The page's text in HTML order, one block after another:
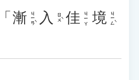
漸 ㄐㄧㄢˋ 入 ㄖㄨˋ 佳 ㄐㄧㄚ 境 ㄐㄧㄥˋ